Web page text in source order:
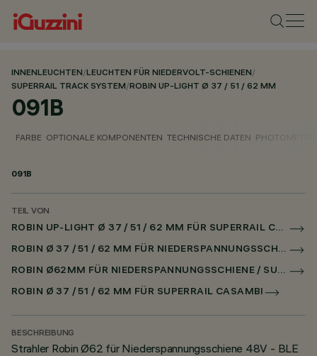
INNENLEUCHTEN/LEUCHTEN FÜR NIEDERVOLT-SCHIENEN/
SUPERRAIL TRACK SYSTEM/ROBIN UP-LIGHT Ø 37 / 51 / 62 MM
091B
FARBE OPTIONALE KOMPONENTEN TECHNISCHE DATEN
091B
TEIL VON
ROBIN UP-LIGHT Ø 37 / 51 / 62 MM FÜR SUPERRAIL CASAMBI
ROBIN Ø 37 / 51 / 62 MM FÜR NIEDERSPANNUNGSSCHIENE CASAMBI
ROBIN Ø62MM FÜR NIEDERSPANNUNGSSCHIENE / SUPERRAIL
ROBIN Ø 37 / 51 / 62 MM FÜR SUPERRAIL CASAMBI
BESCHREIBUNG
Strahler Robin Ø62 für Niederspannungsschiene 48V - BLE